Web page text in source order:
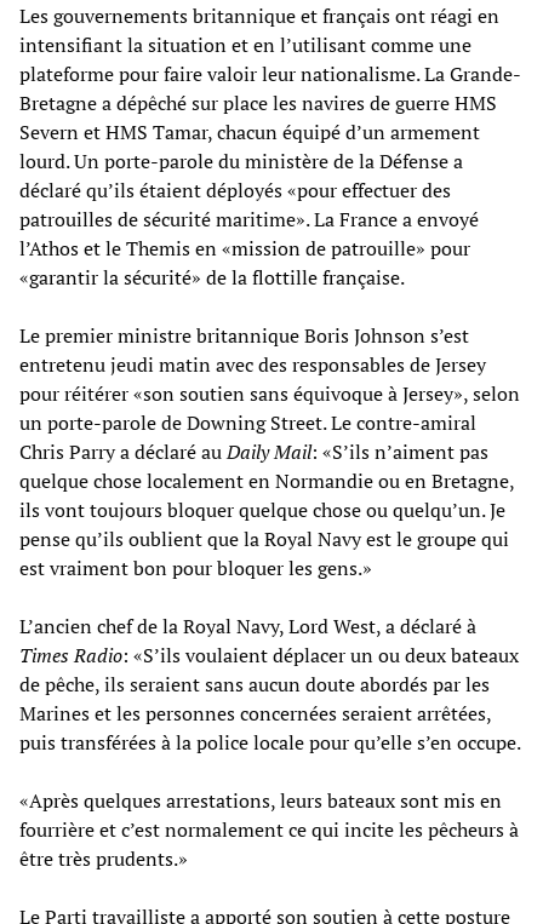
Les gouvernements britannique et français ont réagi en
intensifiant la situation et en l’utilisant comme une
plateforme pour faire valoir leur nationalisme. La Grande-
Bretagne a dépêché sur place les navires de guerre HMS
Severn et HMS Tamar, chacun équipé d’un armement
lourd. Un porte-parole du ministère de la Défense a
déclaré qu’ils étaient déployés «pour effectuer des
patrouilles de sécurité maritime». La France a envoyé
l’Athos et le Themis en «mission de patrouille» pour
«garantir la sécurité» de la flottille française.
Le premier ministre britannique Boris Johnson s’est
entretenu jeudi matin avec des responsables de Jersey
pour réitérer «son soutien sans équivoque à Jersey», selon
un porte-parole de Downing Street. Le contre-amiral
Chris Parry a déclaré auDaily Mail: «S’ils n’aiment pas
quelque chose localement en Normandie ou en Bretagne,
ils vont toujours bloquer quelque chose ou quelqu’un. Je
pense qu’ils oublient que la Royal Navy est le groupe qui
est vraiment bon pour bloquer les gens.»
L’ancien chef de la Royal Navy, Lord West, a déclaré à
Times Radio: «S’ils voulaient déplacer un ou deux bateaux
de pêche, ils seraient sans aucun doute abordés par les
Marines et les personnes concernées seraient arrêtées,
puis transférées à la police locale pour qu’elle s’en occupe.
«Après quelques arrestations, leurs bateaux sont mis en
fourrière et c’est normalement ce qui incite les pêcheurs à
être très prudents.»
Le Parti travailliste a apporté son soutien à cette posture